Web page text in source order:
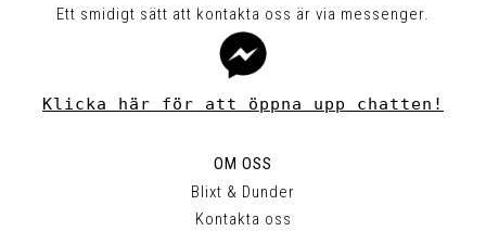
Ett smidigt sätt att kontakta oss är via messenger.
Klicka här för att öppna upp chatten!
OM OSS
Blixt & Dunder
Kontakta oss